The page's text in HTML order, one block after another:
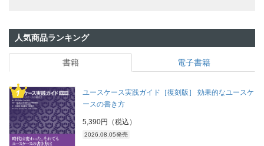
人気商品ランキング
書籍 電子書籍
ユースケース実践ガイド［復刻版］ 効果的なユースケ
ースの書き方
5,390円（税込）
2026.08.05発売